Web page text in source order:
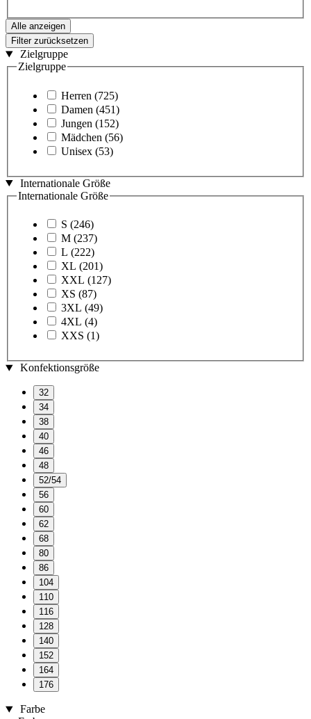
Alle anzeigen
Filter zurücksetzen
Zielgruppe
Zielgruppe
Herren (725)
Damen (451)
Jungen (152)
Mädchen (56)
Unisex (53)
Internationale Größe
Internationale Größe
S (246)
M (237)
L (222)
XL (201)
XXL (127)
XS (87)
3XL (49)
4XL (4)
XXS (1)
Konfektionsgröße
32
34
38
40
46
48
52/54
56
60
62
68
80
86
104
110
116
128
140
152
164
176
Farbe